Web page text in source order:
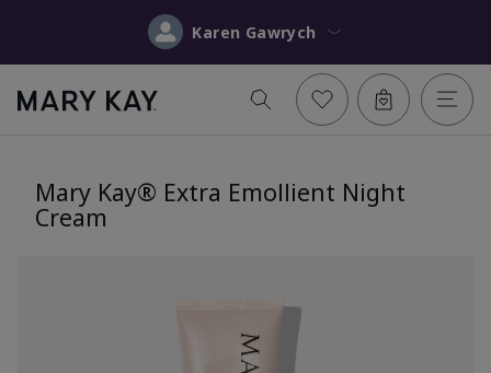
Karen Gawrych
Mary Kay® Extra Emollient Night
Cream